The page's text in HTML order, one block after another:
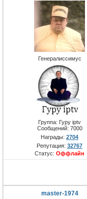
Генералиссимус
Группа: Гуру iptv
Сообщений: 7000
Награды: 2704
Репутация: 32767
Статус: Оффлайн
master-1974